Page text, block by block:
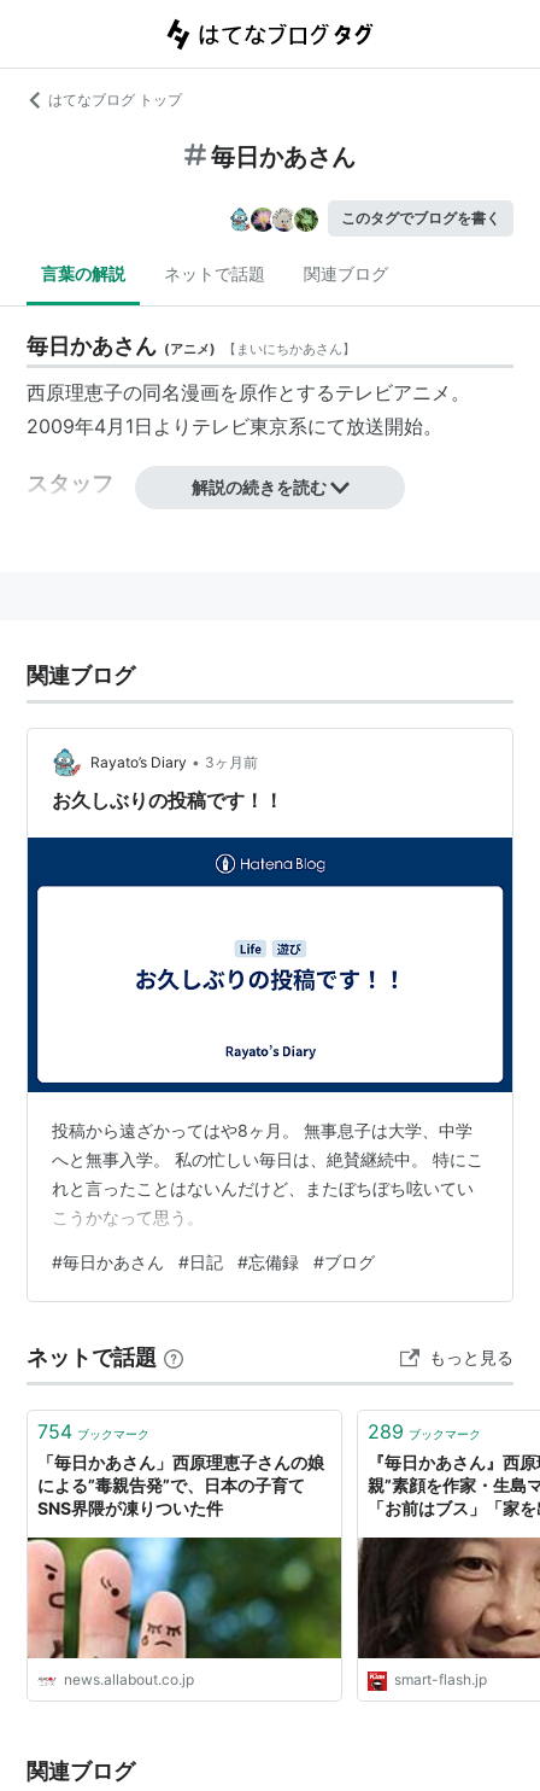
はてなブログ トップ
毎日かあさん
このタグでブログを書く
言葉の解説 ネットで話題 関連ブログ
毎日かあさん (アニメ) 【 まいにちかあさん】
西原理恵子の同名漫画を原作とするテレビアニメ。
2009年4月1日よりテレビ東京系にて放送開始。
スタッフ
総作画監督：和田高明
美術：三原伸明
色彩設計：横井正人
音響監督：松岡裕紀
音楽：栗原正己
アニメーション制作：ぎゃろっぷ
かあさん：森公美子
ふみ：藤井結夏
ばあちゃん：岡本麗
愛ちゃん、ひこくん：中尾衣里
水沼くん：菅沼久義
早期教育の精霊：屋良有作
まあくん：伊藤実華
ちーくん：菊池こころ
かあさんの兄：伊藤栄次
ナレーション：島本須美
実写パートMC：藤井隆
リスト::アニメ作品//タイトル/ま行 リスト::アニメ作
品//2009年
毎日かあさん (マンガ 【 まいにちかあさん
西原理恵子のエッセイ漫画。
『毎日新聞』生活家庭面で毎週月曜日に連載中。2002
より月曜日掲載）。
解説の続きを読む
関連ブログ
Rayato’s Diary • 3ヶ月前
お久しぶりの投稿です！！
投稿から遠ざかってはや8ヶ月。 無事息子は大学、中学
へと無事入学。 私の忙しい毎日は、絶賛継続中。 特にこ
れと言ったことはないんだけど、またぼちぼち呟いてい
こうかなって思う。
#毎日かあさん #日記 #忘備録 #ブログ
ネットで話題 もっと見る
754 ブックマーク
「毎日かあさん」西原理恵子さんの娘
による”毒親告発”で、日本の子育て
SNS界隈が凍りついた件
news.allabout.co.jp
289 ブックマーク
『毎日かあさん』西
親”素顔を作家・生島
「お前はブス」「家
Smart FLASH/スマ
smart-flash.jp
関連ブログ